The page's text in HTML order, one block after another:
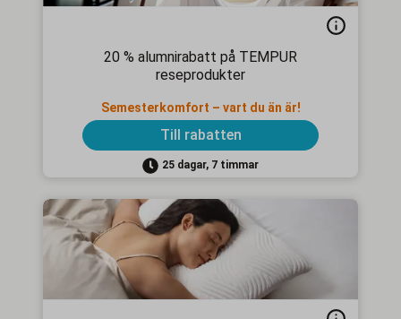
20 % alumnirabatt på TEMPUR
reseprodukter
Semesterkomfort – vart du än är!
Till rabatten
25 dagar, 7 timmar